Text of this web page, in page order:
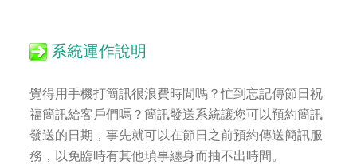
系統運作說明
覺得用手機打簡訊很浪費時間嗎？忙到忘記傳節日祝
福簡訊給客戶們嗎？簡訊發送系統讓您可以預約簡訊
發送的日期，事先就可以在節日之前預約傳送簡訊服
務，以免臨時有其他瑣事纏身而抽不出時間。